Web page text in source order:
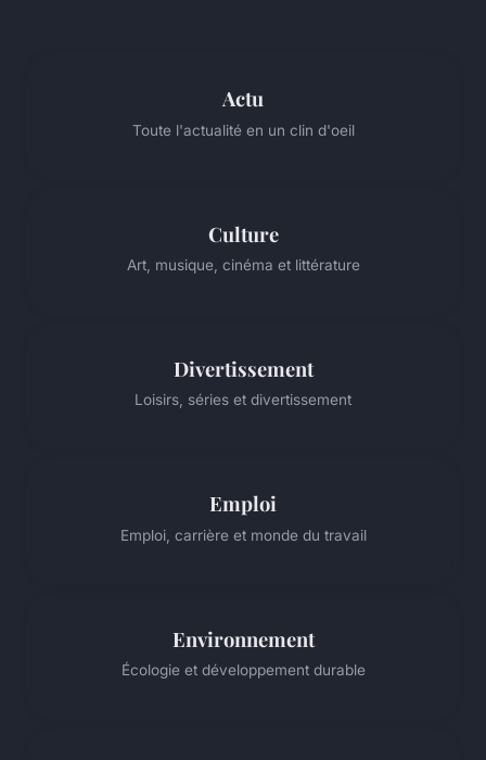
Actu
Toute l'actualité en un clin d'oeil
Culture
Art, musique, cinéma et littérature
Divertissement
Loisirs, séries et divertissement
Emploi
Emploi, carrière et monde du travail
Environnement
Écologie et développement durable